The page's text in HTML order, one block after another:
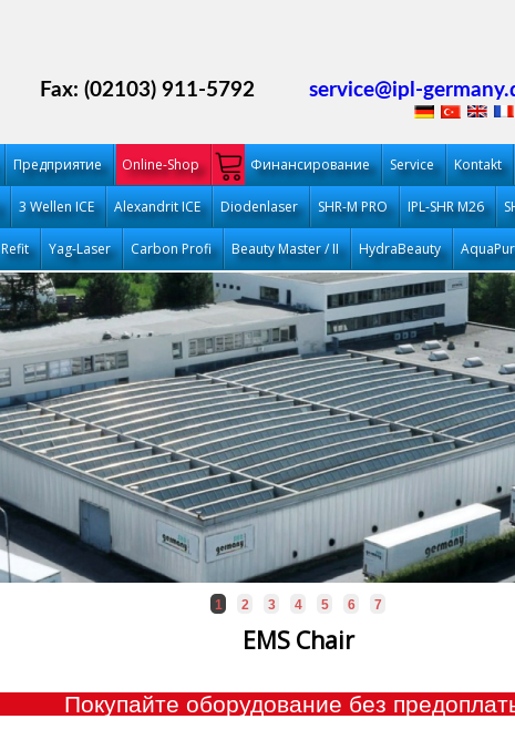
Fax: (02103) 911-5792 service@ipl-
Предприятие Online-Shop Финансирование Service Kontakt
3 Wellen ICE Alexandrit ICE Diodenlaser SHR-M PRO IPL-SHR M26
Refit Yag-Laser Carbon Profi Beauty Master / II HydraBeauty
1 2 3 4 5 6 7
EMS Chair
Покупайте оборудование без